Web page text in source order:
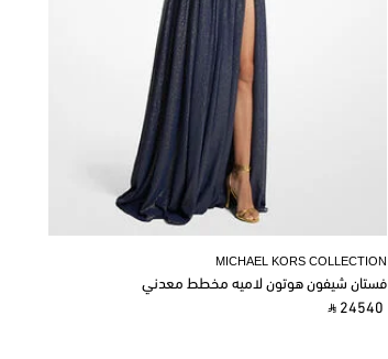
MICHAEL KORS COLLECTION
فستان شيفون هوتون لاميه مخطط معدني
‎ ⃁ 24540 ‎